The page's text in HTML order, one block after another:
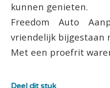
kunnen genieten.
Freedom Auto
vriendelijk bijgestaan
Met een proefrit